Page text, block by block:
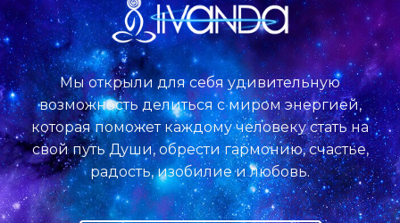
Мы открыли для себя удивительную
возможность делиться с миром энергией,
которая поможет каждому человеку стать на
свой путь Души, обрести гармонию, счастье,
радость, изобилие и любовь.